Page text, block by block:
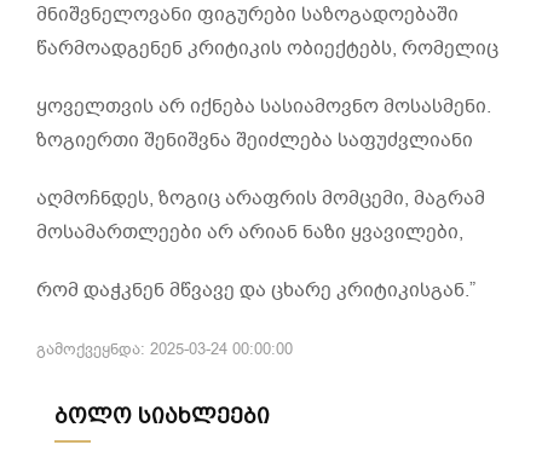
მნიშვნელოვანი ფიგურები საზოგადოებაში
წარმოადგენენ კრიტიკის ობიექტებს, რომელიც
ყოველთვის არ იქნება სასიამოვნო მოსასმენი.
ზოგიერთი შენიშვნა შეიძლება საფუძვლიანი
აღმოჩნდეს, ზოგიც არაფრის მომცემი, მაგრამ
მოსამართლეები არ არიან ნაზი ყვავილები,
რომ დაჭკნენ მწვავე და ცხარე კრიტიკისგან.”
გამოქვეყნდა: 2025-03-24 00:00:00
ბოლო სიახლეები